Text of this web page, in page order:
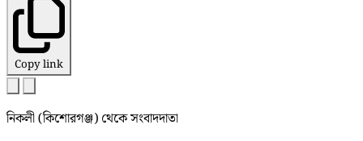
Copy link
নিকলী (কিশোরগঞ্জ) থেকে সংবাদদাতা